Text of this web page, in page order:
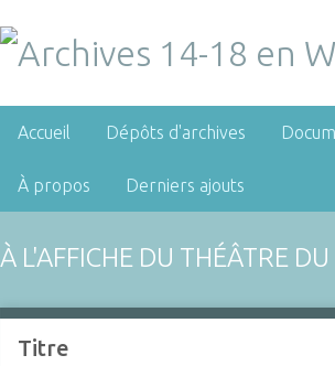
Accueil Dépôts d'archives
À propos Derniers ajouts
À L'AFFICHE DU THÉÂTRE
Titre